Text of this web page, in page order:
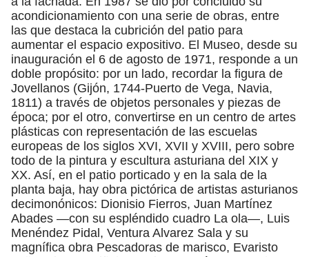
acondicionamiento con una serie de obras, entre
las que destaca la cubrición del patio para
aumentar el espacio expositivo. El Museo, desde su
inauguración el 6 de agosto de 1971, responde a un
doble propósito: por un lado, recordar la figura de
Jovellanos (Gijón, 1744-Puerto de Vega, Navia,
1811) a través de objetos personales y piezas de
época; por el otro, convertirse en un centro de artes
plásticas con representación de las escuelas
europeas de los siglos XVI, XVII y XVIII, pero sobre
todo de la pintura y escultura asturiana del XIX y
XX. Así, en el patio porticado y en la sala de la
planta baja, hay obra pictórica de artistas asturianos
decimonónicos: Dionisio Fierros, Juan Martínez
Abades —con su espléndido cuadro La ola—, Luis
Menéndez Pidal, Ventura Alvarez Sala y su
magnífica obra Pescadoras de marisco, Evaristo